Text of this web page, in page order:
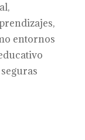
entornos